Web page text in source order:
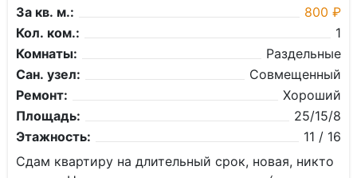
За кв. м.:
800 ₽
Кол. ком.:
1
Комнаты:
Раздельные
Сан. узел:
Совмещенный
Ремонт:
Хороший
Площадь:
25/15/8
Этажность:
11 / 16
Сдам квартиру на длительный срок, новая, никто